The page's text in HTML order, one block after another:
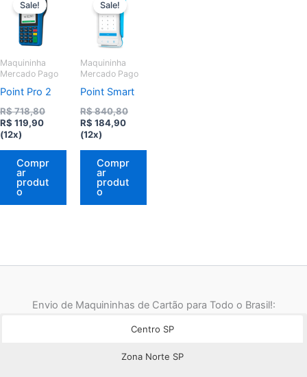
Sale!
Maquininha
Mercado Pago
Point Pro 2
R$718,80O
R$ 119,90O
R$ 119,90.
(12x)
Compr
ar
produt
o
Sale!
Maquininha
Mercado Pago
Point Smart
R$840,80O
R$ 184,90O
R$ 184,90.
(12x)
Compr
ar
produt
o
Envio de Maquininhas de Cartão para Todo o Brasil!:
Centro SP
Zona Norte SP